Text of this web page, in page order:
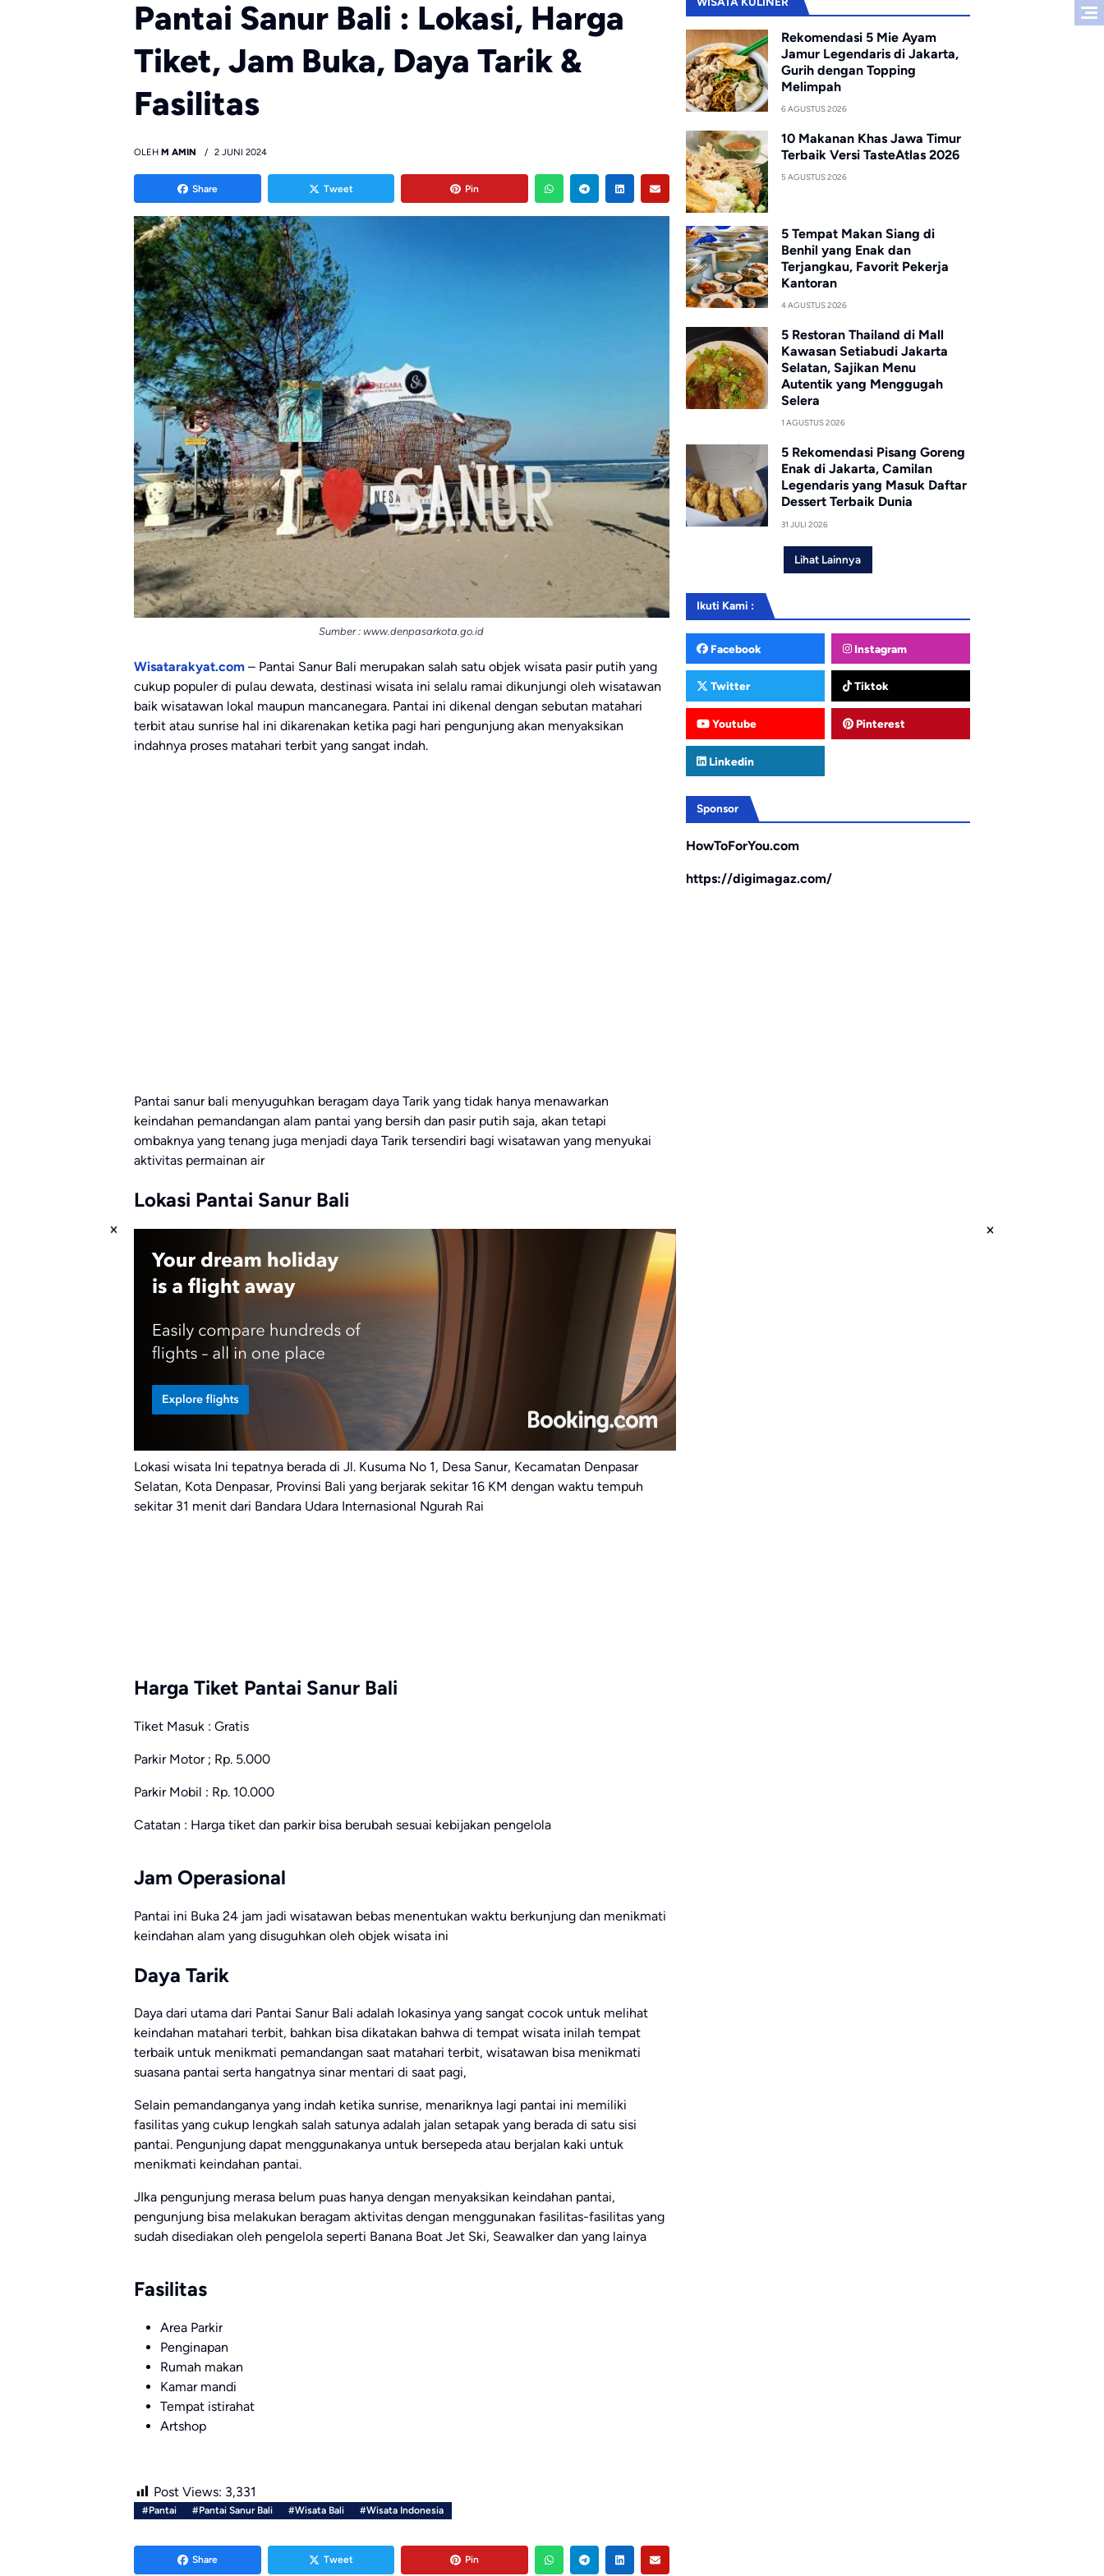
Pantai Sanur Bali : Lokasi, Harga
Tiket, Jam Buka, Daya Tarik &
Fasilitas
OLEH M AMIN 2 JUNI 2024
Share Tweet Pin
Sumber : www.denpasarkota.go.id
Wisatarakyat.com – Pantai Sanur Bali merupakan salah satu objek wisata pasir putih yang
cukup populer di pulau dewata, destinasi wisata ini selalu ramai dikunjungi oleh wisatawan
baik wisatawan lokal maupun mancanegara. Pantai ini dikenal dengan sebutan matahari
terbit atau sunrise hal ini dikarenakan ketika pagi hari pengunjung akan menyaksikan
indahnya proses matahari terbit yang sangat indah.
Pantai sanur bali menyuguhkan beragam daya Tarik yang tidak hanya menawarkan
keindahan pemandangan alam pantai yang bersih dan pasir putih saja, akan tetapi
ombaknya yang tenang juga menjadi daya Tarik tersendiri bagi wisatawan yang menyukai
aktivitas permainan air
Lokasi Pantai Sanur Bali
Lokasi wisata Ini tepatnya berada di Jl. Kusuma No 1, Desa Sanur, Kecamatan Denpasar
Selatan, Kota Denpasar, Provinsi Bali yang berjarak sekitar 16 KM dengan waktu tempuh
sekitar 31 menit dari Bandara Udara Internasional Ngurah Rai
Harga Tiket Pantai Sanur Bali
Tiket Masuk : Gratis
Parkir Motor ; Rp. 5.000
Parkir Mobil : Rp. 10.000
Catatan : Harga tiket dan parkir bisa berubah sesuai kebijakan pengelola
Jam Operasional
Pantai ini Buka 24 jam jadi wisatawan bebas menentukan waktu berkunjung dan menikmati
keindahan alam yang disuguhkan oleh objek wisata ini
Daya Tarik
Daya dari utama dari Pantai Sanur Bali adalah lokasinya yang sangat cocok untuk melihat
keindahan matahari terbit, bahkan bisa dikatakan bahwa di tempat wisata inilah tempat
terbaik untuk menikmati pemandangan saat matahari terbit, wisatawan bisa menikmati
suasana pantai serta hangatnya sinar mentari di saat pagi,
Selain pemandanganya yang indah ketika sunrise, menariknya lagi pantai ini memiliki
fasilitas yang cukup lengkah salah satunya adalah jalan setapak yang berada di satu sisi
pantai. Pengunjung dapat menggunakanya untuk bersepeda atau berjalan kaki untuk
menikmati keindahan pantai.
JIka pengunjung merasa belum puas hanya dengan menyaksikan keindahan pantai,
pengunjung bisa melakukan beragam aktivitas dengan menggunakan fasilitas-fasilitas yang
sudah disediakan oleh pengelola seperti Banana Boat Jet Ski, Seawalker dan yang lainya
Fasilitas
Area Parkir
Penginapan
Rumah makan
Kamar mandi
Tempat istirahat
Artshop
Post Views: 3,331
#Pantai #Pantai Sanur Bali #Wisata Bali #Wisata Indonesia
Share Tweet Pin
Rekomendasi 5 Mie Ayam
Jamur Legendaris di Jakarta,
Gurih dengan Topping
Melimpah
6 AGUSTUS 2026
10 Makanan Khas Jawa Timur
Terbaik Versi TasteAtlas 2026
5 AGUSTUS 2026
5 Tempat Makan Siang di
Benhil yang Enak dan
Terjangkau, Favorit Pekerja
Kantoran
4 AGUSTUS 2026
5 Restoran Thailand di Mall
Kawasan Setiabudi Jakarta
Selatan, Sajikan Menu
Autentik yang Menggugah
Selera
1 AGUSTUS 2026
5 Rekomendasi Pisang Goreng
Enak di Jakarta, Camilan
Legendaris yang Masuk Daftar
Dessert Terbaik Dunia
31 JULI 2026
Lihat Lainnya
Ikuti Kami :
Facebook Instagram
Twitter Tiktok
Youtube Pinterest
Linkedin
Sponsor
HowToForYou.com
https://digimagaz.com/